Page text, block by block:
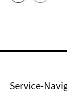
Service-